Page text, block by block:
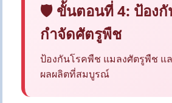
🛡️ ขั้นตอนที่ 4: ป้องกั
กำจัดศัตรูพืช
ป้องกันโรคพืช แมลงศัตรูพืช แ
ผลผลิตที่สมบูรณ์